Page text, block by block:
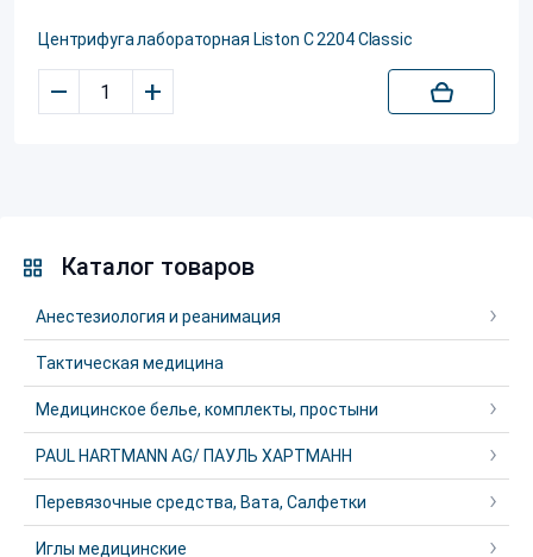
Центрифуга лабораторная Liston C 2204 Classic
– +
Каталог товаров
Анестезиология и реанимация
Тактическая медицина
Медицинское белье, комплекты, простыни
PAUL HARTMANN AG/ ПАУЛЬ ХАРТМАНН
Перевязочные средства, Вата, Салфетки
Иглы медицинские